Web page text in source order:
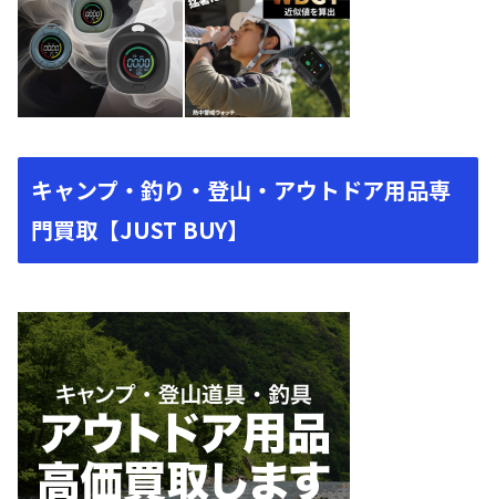
キャンプ・釣り・登山・アウトドア用品専
門買取【JUST BUY】